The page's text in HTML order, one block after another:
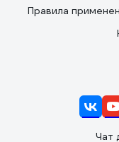
Правила
Чат